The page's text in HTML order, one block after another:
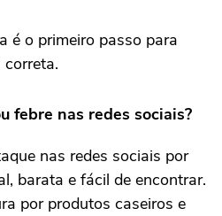
é o primeiro passo para
febre nas redes sociais?
nas redes sociais por
barata e fácil de encontrar.
por produtos caseiros e